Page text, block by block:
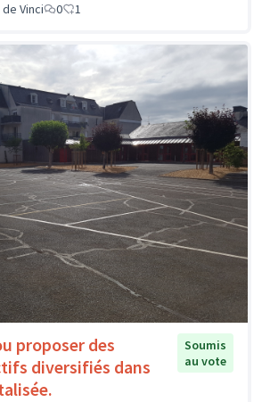
Vinci
0 1
proposer des
diversifiés dans
Soumis
au vote